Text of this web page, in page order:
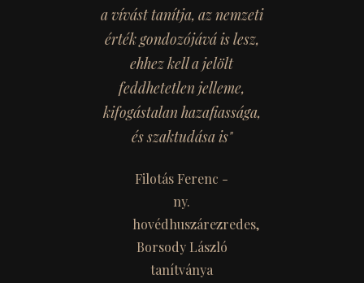
a vívást tanítja, az nemzeti
érték gondozójává is lesz,
ehhez kell a jelölt
feddhetetlen jelleme,
kifogástalan hazafiassága,
és szaktudása is"
Filotás Ferenc -
ny.
hovédhuszárezredes,
Borsody László
tanítványa